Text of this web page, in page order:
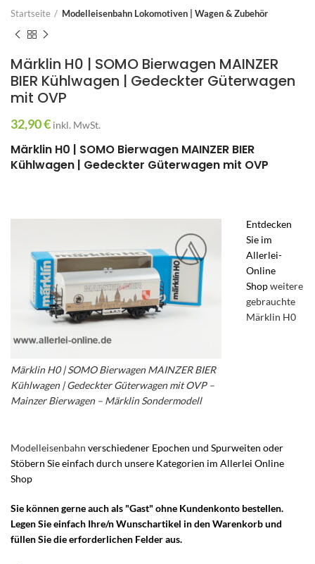
Startseite Modelleisenbahn Lokomotiven | Wagen & Zubehör
Märklin H0 | SOMO Bierwagen MAINZER
BIER Kühlwagen | Gedeckter Güterwagen
mit OVP
32,90€ inkl. MwSt.
Märklin H0 | SOMO Bierwagen MAINZER BIER
Kühlwagen | Gedeckter Güterwagen mit OVP
Märklin H0 | SOMO Bierwagen MAINZER BIER
Kühlwagen | Gedeckter Güterwagen mit OVP –
Mainzer Bierwagen – Märklin Sondermodell
Entdecken
Sie im
Allerlei-
Online
Shopweitere
gebrauchte
Märklin H0
Modelleisenbahn verschiedener Epochen und Spurweiten oder
Stöbern Sie einfach durch unsere Kategorien im Allerlei Online
Shop
Sie können gerne auch als "Gast" ohne Kundenkonto bestellen.
Legen Sie einfach Ihre/n Wunschartikel in den Warenkorb und
füllen Sie die erforderlichen Felder aus.